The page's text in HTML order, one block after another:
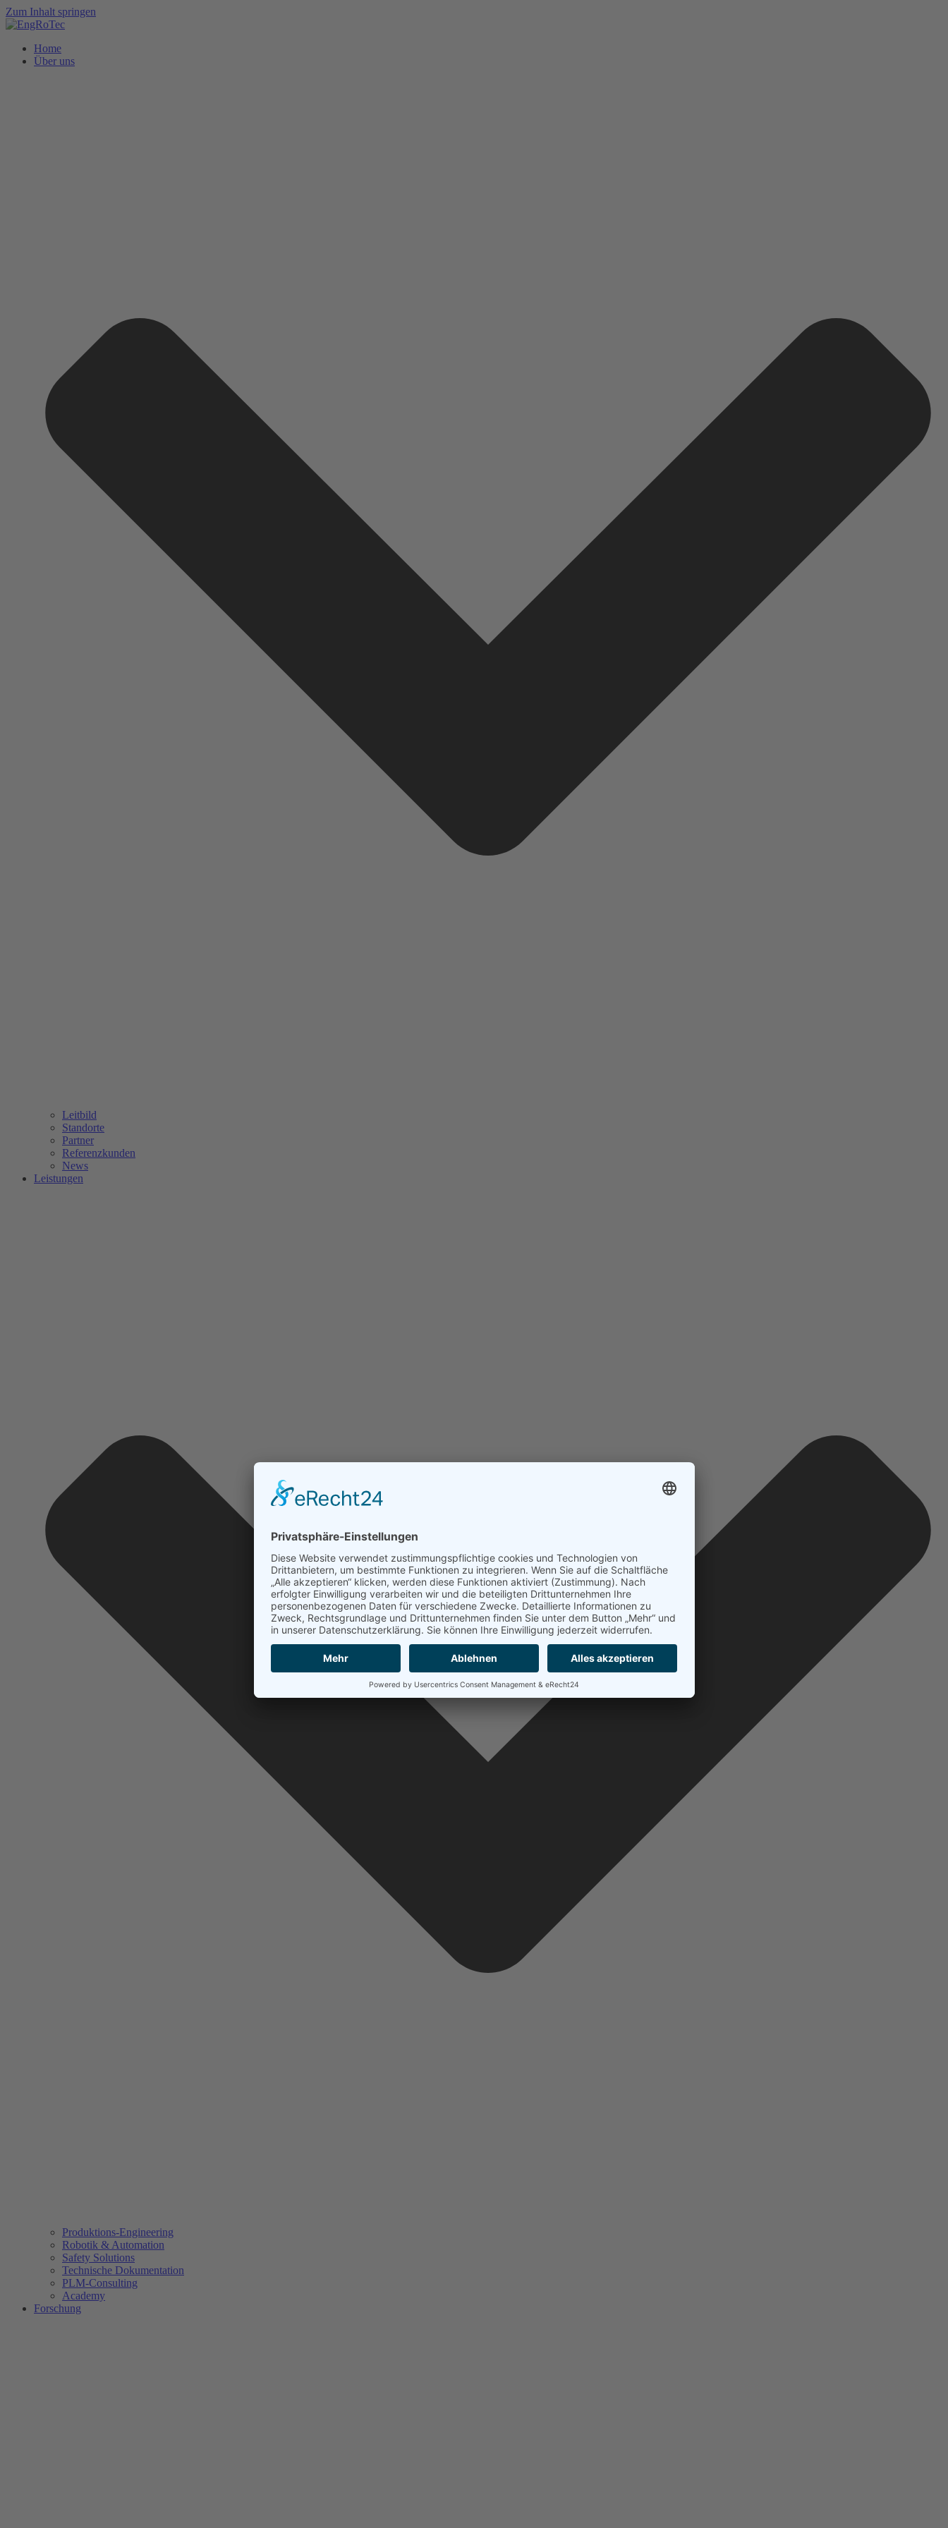
Zum Inhalt springen
Home
Über uns
Leitbild
Standorte
Partner
Referenzkunden
News
Leistungen
Produktions-Engineering
Robotik & Automation
Safety Solutions
Technische Dokumentation
PLM-Consulting
Academy
Forschung